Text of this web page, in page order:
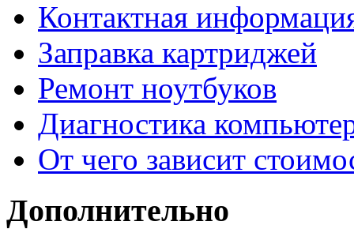
Контактная
Заправка картриджей
Ремонт ноутбуков
Диагностика
От чего зависит
Дополнительно